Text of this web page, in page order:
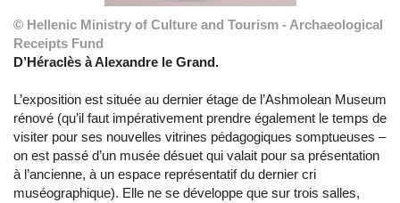
© Hellenic Ministry of Culture and Tourism - Archaeological
Receipts Fund
D’Héraclès à Alexandre le Grand.
L’exposition est située au dernier étage de l’Ashmolean Museum
rénové (qu’il faut impérativement prendre également le temps de
visiter pour ses nouvelles vitrines pédagogiques somptueuses –
on est passé d’un musée désuet qui valait pour sa présentation
à l’ancienne, à un espace représentatif du dernier cri
muséographique). Elle ne se développe que sur trois salles,